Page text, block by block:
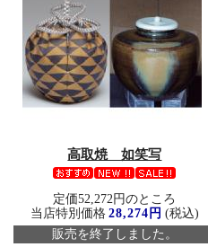
高取焼 如笑写
定価52,272円のところ
当店特別価格 28,274円 (税込)
販売を終了しました。